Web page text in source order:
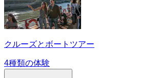
クルーズとボートツアー
4種類の体験